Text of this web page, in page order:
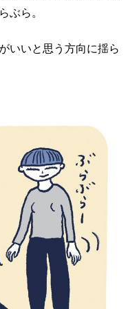
ぶら。
いいと思う方向に揺ら